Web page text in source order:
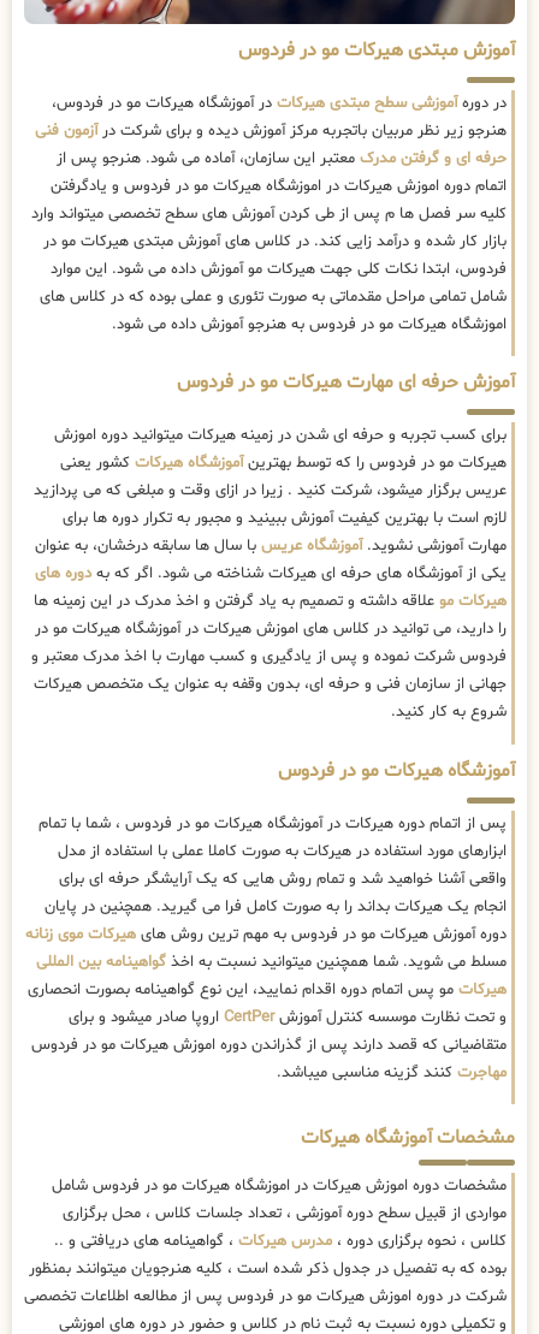
آموزش مبتدی هیرکات مو در فردوس
در دورهآموزشی سطح مبتدی هیرکات در آموزشگاه هیرکات مو در فردوس،
هنرجو زیر نظر مربیان باتجربه مرکز آموزش دیده و برای شرکت درآزمون فنی
حرفه ای و گرفتن مدرک معتبر این سازمان، آماده می شود. هنرجو پس از
اتمام دوره اموزش هیرکات در اموزشگاه هیرکات مو در فردوس و یادگرفتن
کلیه سر فصل ها م پس از طی کردن آموزش های سطح تخصصی میتواند وارد
بازار کار شده و درآمد زایی کند. در کلاس های آموزش مبتدی هیرکات مو در
فردوس، ابتدا نکات کلی جهت هیرکات مو آموزش داده می شود. این موارد
شامل تمامی مراحل مقدماتی به صورت تئوری و عملی بوده که در کلاس های
اموزشگاه هیرکات مو در فردوس به هنرجو آموزش داده می شود.
آموزش حرفه ای مهارت هیرکات مو در فردوس
برای کسب تجربه و حرفه ای شدن در زمینه هیرکات میتوانید دوره اموزش
هیرکات مو در فردوس را که توسط بهترینآموزشگاه هیرکات کشور یعنی
عریس برگزار میشود، شرکت کنید . زیرا در ازای وقت و مبلغی که می پردازید
لازم است با بهترین کیفیت آموزش ببینید و مجبور به تکرار دوره ها برای
مهارت آموزشی نشوید.آموزشگاه عریس با سال ها سابقه درخشان، به عنوان
یکی از آموزشگاه های حرفه ای هیرکات شناخته می شود. اگر که بهدوره های
هیرکات مو علاقه داشته و تصمیم به یاد گرفتن و اخذ مدرک در این زمینه ها
را دارید، می توانید در کلاس های اموزش هیرکات در آموزشگاه هیرکات مو در
فردوس شرکت نموده و پس از یادگیری و کسب مهارت با اخذ مدرک معتبر و
جهانی از سازمان فنی و حرفه ای، بدون وقفه به عنوان یک متخصص هیرکات
شروع به کار کنید.
آموزشگاه هیرکات مو در فردوس
پس از اتمام دوره هیرکات در آموزشگاه هیرکات مو در فردوس ، شما با تمام
ابزارهای مورد استفاده در هیرکات به صورت کاملا عملی با استفاده از مدل
واقعی آشنا خواهید شد و تمام روش هایی که یک آرایشگر حرفه ای برای
انجام یک هیرکات بداند را به صورت کامل فرا می گیرید. همچنین در پایان
دوره آموزش هیرکات مو در فردوس به مهم ترین روش های هیرکات موی زنانه
مسلط می شوید. شما همچنین میتوانید نسبت به اخذ گواهینامه بین المللی
هیرکات مو پس اتمام دوره اقدام نمایید، این نوع گواهینامه بصورت انحصاری
و تحت نظارت موسسه کنترل آموزشCertPer اروپا صادر میشود و برای
متقاضیانی که قصد دارند پس از گذراندن دوره اموزش هیرکات مو در فردوس
مهاجرت کنند گزینه مناسبی میباشد.
مشخصات آموزشگاه هیرکات
مشخصات دوره اموزش هیرکات در اموزشگاه هیرکات مو در فردوس شامل
مواردی از قبیل سطح دوره آموزشی ، تعداد جلسات کلاس ، محل برگزاری
کلاس ، نحوه برگزاری دوره ، مدرس هیرکات ، گواهینامه های دریافتی و ..
بوده که به تفصیل در جدول ذکر شده است ، کلیه هنرجویان میتوانند بمنظور
شرکت در دوره اموزش هیرکات مو در فردوس پس از مطالعه اطلاعات تخصصی
و تکمیلی دوره نسبت به ثبت نام در کلاس و حضور در دوره های اموزشی